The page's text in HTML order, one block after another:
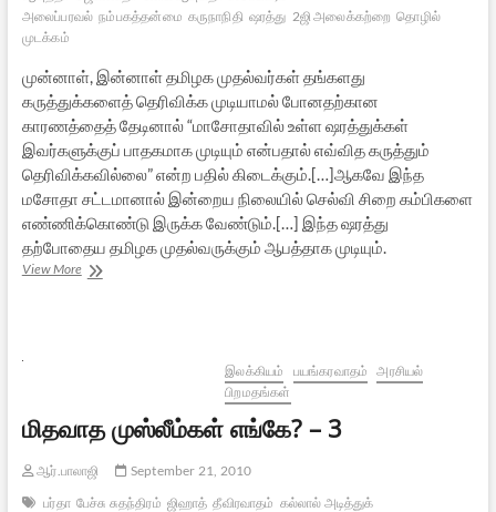
அலைப்பரவல் நம்பகத்தன்மை கருநாநிதி ஷரத்து 2ஜி அலைக்கற்றை தொழில்
முடக்கம்
முன்னாள், இன்னாள் தமிழக முதல்வர்கள் தங்களது
கருத்துக்களைத் தெரிவிக்க முடியாமல் போனதற்கான
காரணத்தைத் தேடினால் “மாசோதாவில் உள்ள ஷரத்துக்கள்
இவர்களுக்குப் பாதகமாக முடியும் என்பதால் எவ்வித கருத்தும்
தெரிவிக்கவில்லை” என்ற பதில் கிடைக்கும்.[…]ஆகவே இந்த
மசோதா சட்டமானால் இன்றைய நிலையில் செல்வி சிறை கம்பிகளை
எண்ணிக்கொண்டு இருக்க வேண்டும்.[…] இந்த ஷரத்து
தற்போதைய தமிழக முதல்வருக்கும் ஆபத்தாக முடியும்.
View Moreலோக்பால்
இலக்கியம் பயங்கரவாதம்
அரசியல்
பிறமதங்கள்
மிதவாத முஸ்லீம்கள் எங்கே? – 3
ஆர்.பாலாஜி
September 21, 2010
பர்தா பேச்சு சுதந்திரம் ஜிஹாத் தீவிரவாதம் கல்லால் அடித்துக்